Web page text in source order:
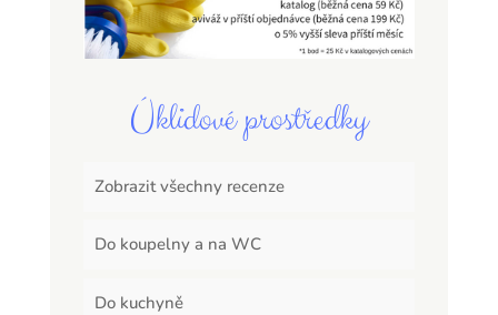
Úklidové prostředky
Zobrazit všechny recenze
Do koupelny a na WC
Do kuchyně